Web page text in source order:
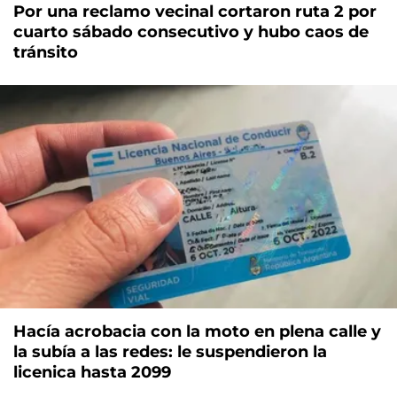
Por una reclamo vecinal cortaron ruta 2 por
cuarto sábado consecutivo y hubo caos de
tránsito
Hacía acrobacia con la moto en plena calle y
la subía a las redes: le suspendieron la
licenica hasta 2099